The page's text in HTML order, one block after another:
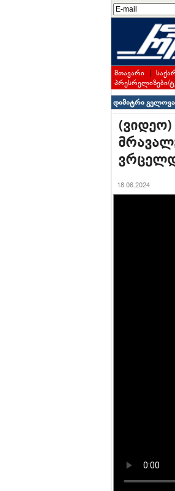
მთავარი |
პრესრელიზები/
დიმიტრი
18.06.2024